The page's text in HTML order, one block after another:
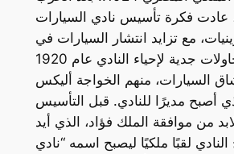
عادت فكرة تأسيس نادي السيارات
مع تزايد انتشار السيارات في
مصر. بدأت محاولات جدية لإحياء النادي عام 1920
السيارات، منهم الخواجة أليكس
أصبح مديرًا للنادي. قبل التأسيس
من موافقة الملك فؤاد، الذي أيد
لقبًا ملكيًا ليصبح اسمه “نادي